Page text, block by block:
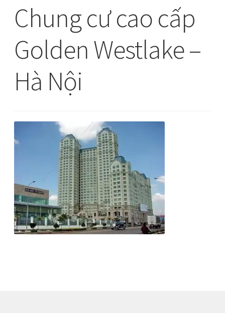
Tin mới
Chung cư cao cấp
Golden Westlake –
Hà Nội